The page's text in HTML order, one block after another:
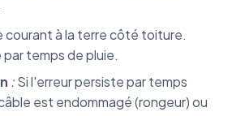
courant à la terre côté toiture.
par temps de pluie.
:Si l'erreur persiste par temps
est endommagé (rongeur) ou